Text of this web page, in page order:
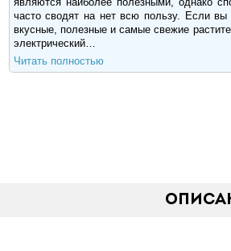
часто сводят на нет всю пользу. Если вы
вкусные, полезные и самые свежие
электрический…
Читать полностью